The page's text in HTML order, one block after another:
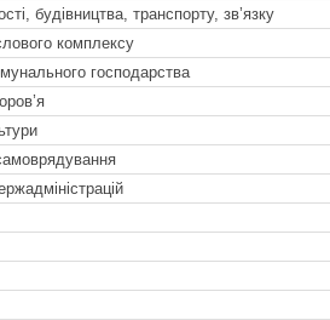
будівництва, транспорту, зв’язку
комплексу
господарства